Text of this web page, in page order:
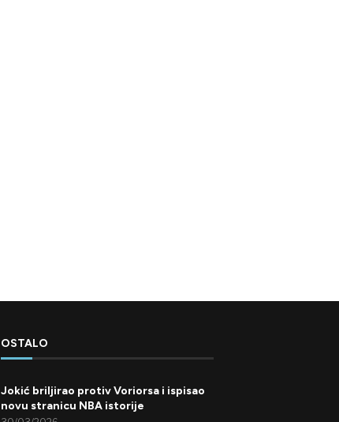
OSTALO
Jokić briljirao protiv Voriorsa i ispisao
novu stranicu NBA istorije